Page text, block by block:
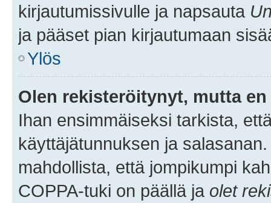
kirjautumissivulle ja napsauta
ja pääset pian kirjautumaan
Ylös
Olen rekisteröitynyt, mutta
Ihan ensimmäiseksi tarkista,
käyttäjätunnuksen ja
mahdollista, että jompikumpi
COPPA-tuki on päällä ja olet